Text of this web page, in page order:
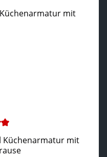
von 5 von 5 Sternen
Küchenarmatur mit